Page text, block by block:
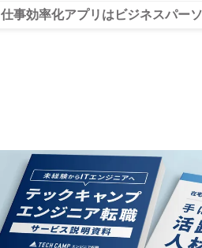
仕事効率化アプリはビジネスパー